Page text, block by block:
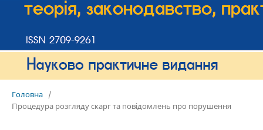
Головна /
Процедура розгляду скарг та повідомлень про порушення